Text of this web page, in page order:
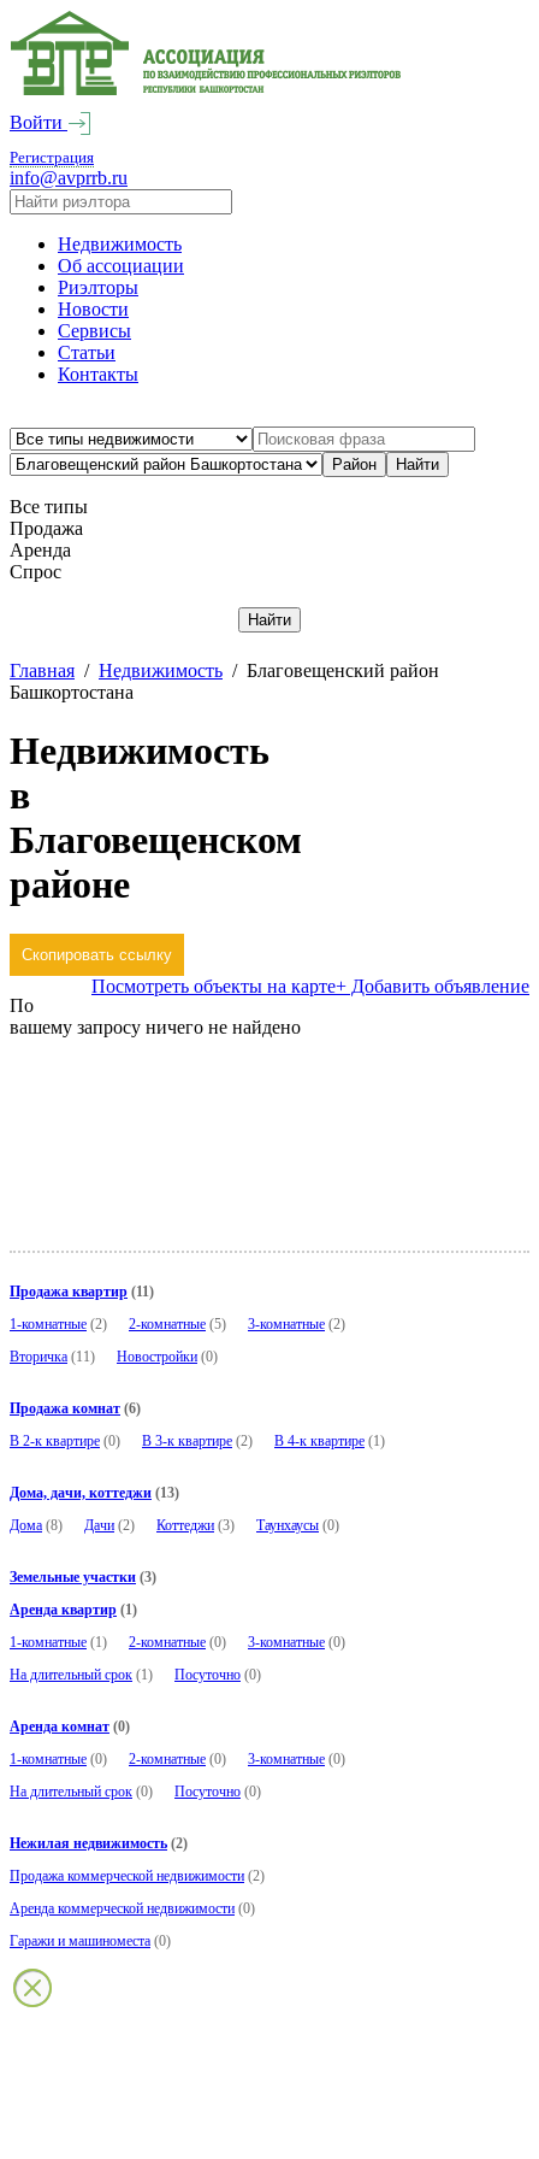
Войти
Регистрация
info@avprrb.ru
Недвижимость
Об ассоциации
Риэлторы
Новости
Сервисы
Статьи
Контакты
Все типы
Продажа
Аренда
Спрос
Главная / Недвижимость / Благовещенский район
Башкортостана
Недвижимость
в
Благовещенском
районе
Скопировать ссылку
Посмотреть объекты на карте+ Добавить объявление
По
вашему запросу ничего не найдено
Продажа квартир (11)
1-комнатные (2) 2-комнатные (5) 3-комнатные (2)
Вторичка (11) Новостройки (0)
Продажа комнат (6)
В 2-к квартире (0) В 3-к квартире (2) В 4-к квартире (1)
Дома, дачи, коттеджи (13)
Дома (8) Дачи (2) Коттеджи (3) Таунхаусы (0)
Земельные участки (3)
Аренда квартир (1)
1-комнатные (1) 2-комнатные (0) 3-комнатные (0)
На длительный срок (1) Посуточно (0)
Аренда комнат (0)
1-комнатные (0) 2-комнатные (0) 3-комнатные (0)
На длительный срок (0) Посуточно (0)
Нежилая недвижимость (2)
Продажа коммерческой недвижимости (2)
Аренда коммерческой недвижимости (0)
Гаражи и машиноместа (0)